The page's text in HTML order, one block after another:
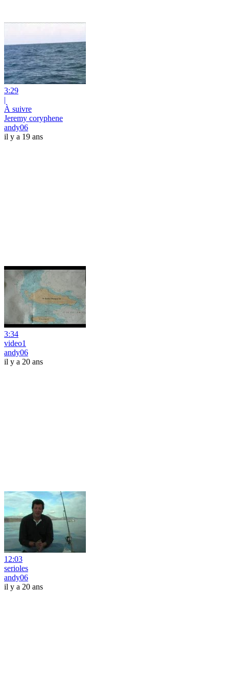
3:29
|
À suivre
Jeremy coryphene
andy06
il y a 19 ans
3:34
video1
andy06
il y a 20 ans
12:03
serioles
andy06
il y a 20 ans